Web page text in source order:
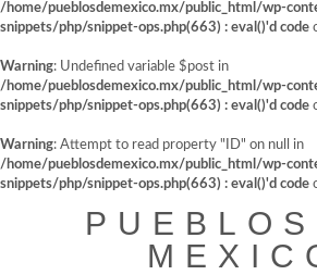
/home/pueblosdemexico.mx/public_html/wp-
snippets/php/snippet-ops.php(663) : eval()'d code
Warning: Undefined variable $post in
/home/pueblosdemexico.mx/public_html/wp-
snippets/php/snippet-ops.php(663) : eval()'d code
Warning: Attempt to read property "ID" on null in
/home/pueblosdemexico.mx/public_html/wp-
snippets/php/snippet-ops.php(663) : eval()'d code